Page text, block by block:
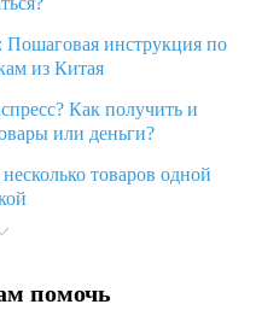
Пошаговая инструкция по
из Китая
Как получить и
или деньги?
товаров одной
на Алиэкспресс и что
ввести паспортные
помочь